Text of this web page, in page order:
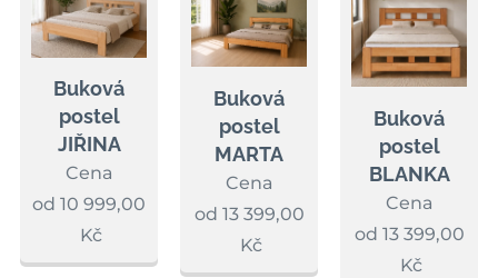
Buková
postel
JIŘINA
Cena
od 10 999,00
Kč
Buková
postel
MARTA
Cena
od 13 399,00
Kč
Buková
postel
BLANKA
Cena
od 13 399,00
Kč